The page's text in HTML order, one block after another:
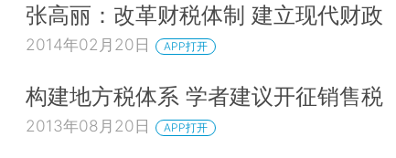
张高丽：改革财税体制 建立现代财政
2014年02月20日 APP打开
构建地方税体系 学者建议开征销售税
2013年08月20日 APP打开